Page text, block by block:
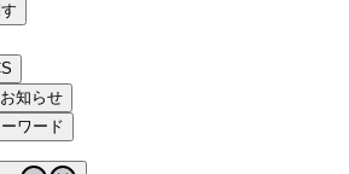
知らせ
ワード